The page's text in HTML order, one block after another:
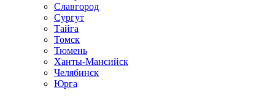
Славгород
Сургут
Тайга
Томск
Тюмень
Ханты-Мансийск
Челябинск
Юрга